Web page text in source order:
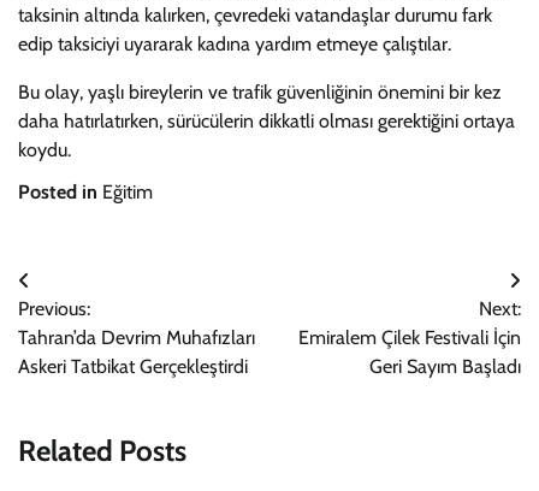
taksinin altında kalırken, çevredeki vatandaşlar durumu fark
edip taksiciyi uyararak kadına yardım etmeye çalıştılar.
Bu olay, yaşlı bireylerin ve trafik güvenliğinin önemini bir kez
daha hatırlatırken, sürücülerin dikkatli olması gerektiğini ortaya
koydu.
Posted in Eğitim
Yazı
gezinmesi
Previous:
Tahran’da Devrim Muhafızları
Askeri Tatbikat Gerçekleştirdi
Next:
Emiralem Çilek Festivali İçin
Geri Sayım Başladı
Related Posts